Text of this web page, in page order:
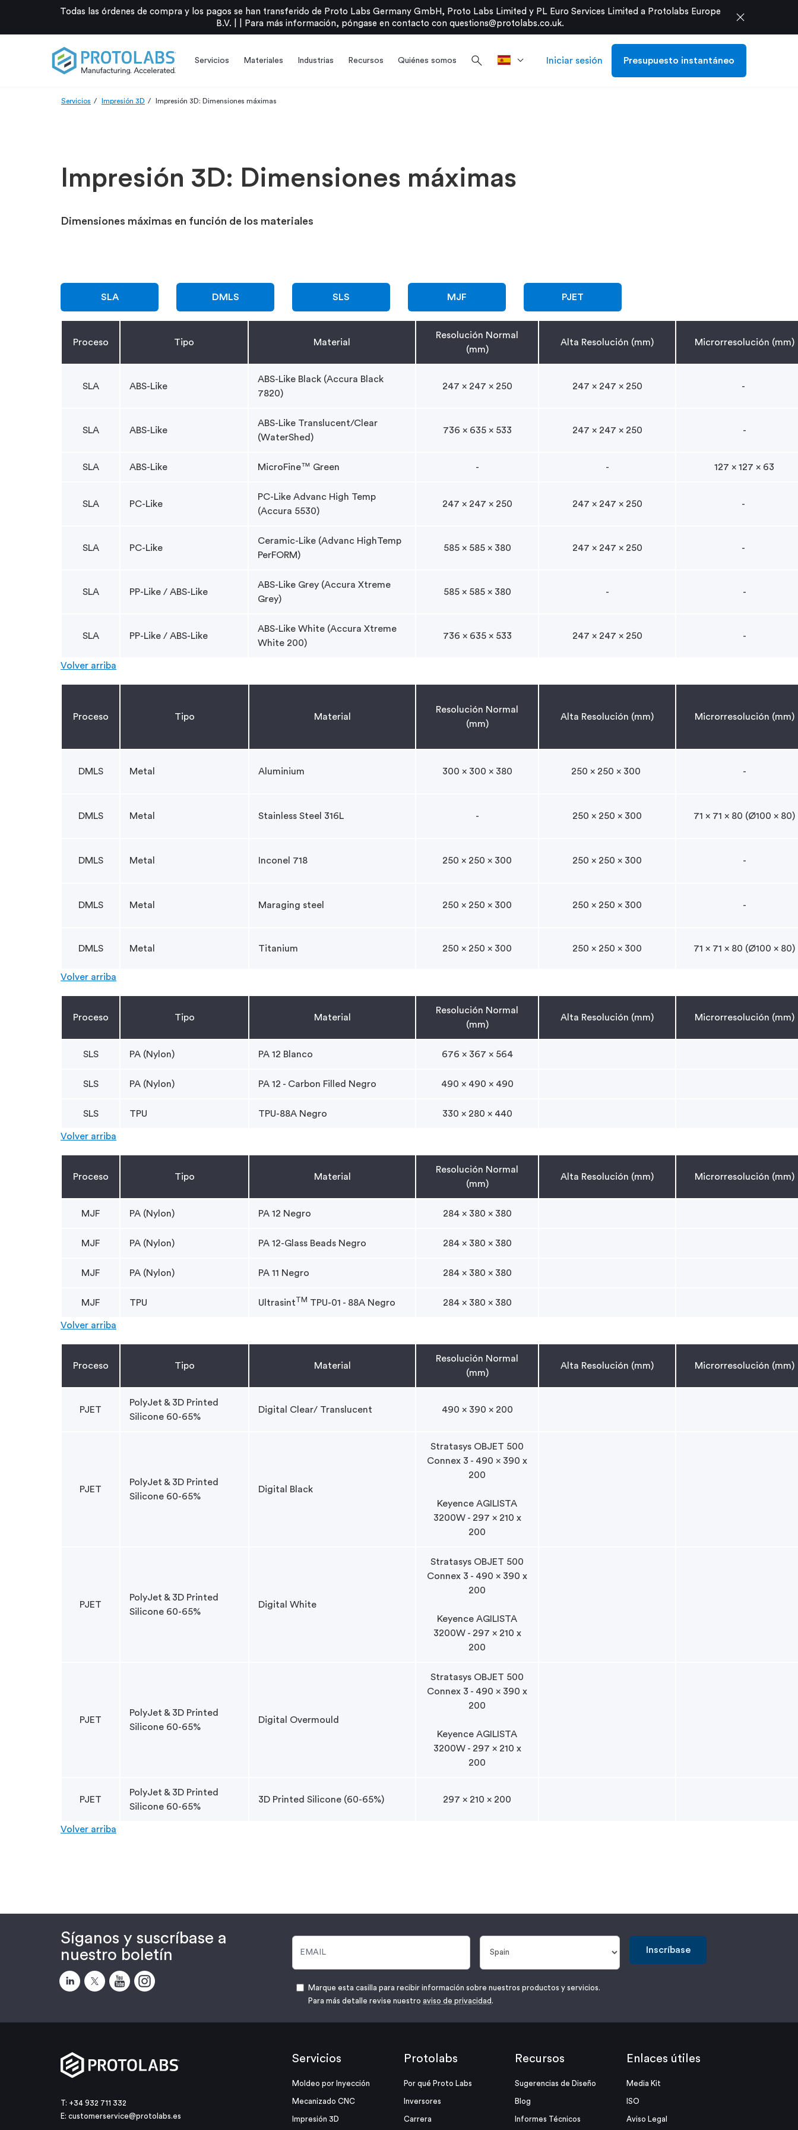
Todas las órdenes de compra y los pagos se han transferido de Proto Labs Germany GmbH, Proto Labs Limited y PL Euro Services Limited a Protolabs Europe
B.V. |
Para más información, póngase en contacto con questions@protolabs.co.uk. close
Servicios Materiales Industrias Recursos Quiénes somos search Iniciar sesión Presupuesto instantáneo
Servicios Impresión 3D Impresión 3D: Dimensiones máximas
Impresión 3D: Dimensiones máximas
Dimensiones máximas en función de los materiales
SLA DMLS SLS MJF PJET
Proceso Tipo Material
Resolución Normal
(mm)
Alta Resolución (mm) Microrresolución (mm)
SLA ABS-Like
ABS-Like Black (Accura Black
7820)
247 x 247 x 250 247 x 247 x 250 -
SLA ABS-Like
ABS-Like Translucent/Clear
(WaterShed)
736 x 635 x 533 247 x 247 x 250 -
SLA ABS-Like MicroFine™ Green - - 127 x 127 x 63
SLA PC-Like
PC-Like Advanc High Temp
(Accura 5530)
247 x 247 x 250 247 x 247 x 250 -
SLA PC-Like
Ceramic-Like (Advanc HighTemp
PerFORM)
585 x 585 x 380 247 x 247 x 250 -
SLA PP-Like / ABS-Like
ABS-Like Grey (Accura Xtreme
Grey)
585 x 585 x 380 - -
SLA PP-Like / ABS-Like
ABS-Like White (Accura Xtreme
White 200)
736 x 635 x 533 247 x 247 x 250 -
Volver arriba
Proceso Tipo Material
Resolución Normal
(mm)
Alta Resolución (mm) Microrresolución (mm)
DMLS Metal Aluminium 300 x 300 x 380 250 x 250 x 300 -
DMLS Metal Stainless Steel 316L - 250 x 250 x 300 71 x 71 x 80 (Ø100 x 80)
DMLS Metal Inconel 718 250 x 250 x 300 250 x 250 x 300 -
DMLS Metal Maraging steel 250 x 250 x 300 250 x 250 x 300 -
DMLS Metal Titanium 250 x 250 x 300 250 x 250 x 300 71 x 71 x 80 (Ø100 x 80)
Volver arriba
Proceso Tipo Material
Resolución Normal
(mm)
Alta Resolución (mm) Microrresolución (mm)
SLS PA (Nylon) PA 12 Blanco 676 x 367 x 564
SLS PA (Nylon) PA 12 - Carbon Filled Negro 490 x 490 x 490
SLS TPU TPU-88A Negro 330 x 280 x 440
Volver arriba
Proceso Tipo Material
Resolución Normal
(mm)
Alta Resolución (mm) Microrresolución (mm)
MJF PA (Nylon) PA 12 Negro 284 x 380 x 380
MJF PA (Nylon) PA 12-Glass Beads Negro 284 x 380 x 380
MJF PA (Nylon) PA 11 Negro 284 x 380 x 380
MJF TPU UltrasintTM TPU-01 - 88A Negro 284 x 380 x 380
Volver arriba
Proceso Tipo Material
Resolución Normal
(mm)
Alta Resolución (mm) Microrresolución (mm)
PJET
PolyJet & 3D Printed
Silicone 60-65%
Digital Clear/ Translucent 490 x 390 x 200
PJET
PolyJet & 3D Printed
Silicone 60-65%
Digital Black
Stratasys OBJET 500
Connex 3 - 490 x 390 x
200
Keyence AGILISTA
3200W - 297 x 210 x
200
PJET
PolyJet & 3D Printed
Silicone 60-65%
Digital White
Stratasys OBJET 500
Connex 3 - 490 x 390 x
200
Keyence AGILISTA
3200W - 297 x 210 x
200
PJET
PolyJet & 3D Printed
Silicone 60-65%
Digital Overmould
Stratasys OBJET 500
Connex 3 - 490 x 390 x
200
Keyence AGILISTA
3200W - 297 x 210 x
200
PJET
PolyJet & 3D Printed
Silicone 60-65%
3D Printed Silicone (60-65%) 297 x 210 x 200
Volver arriba
Síganos y suscríbase a
nuestro boletín
Inscríbase
Marque esta casilla para recibir información sobre nuestros productos y servicios.
Para más detalle revise nuestro aviso de privacidad .
T: +34 932 711 332
E: customerservice@protolabs.es
Servicios
Moldeo por Inyección
Mecanizado CNC
Impresión 3D
Protolabs
Por qué Proto Labs
Inversores
Carrera
Recursos
Sugerencias de Diseño
Blog
Informes Técnicos
Enlaces útiles
Media Kit
ISO
Aviso Legal